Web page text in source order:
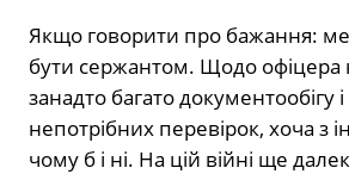
Якщо говорити про бажання:
бути сержантом. Щодо офіцера
занадто багато документообігу
непотрібних перевірок, хоча з
чому б і ні. На цій війні ще